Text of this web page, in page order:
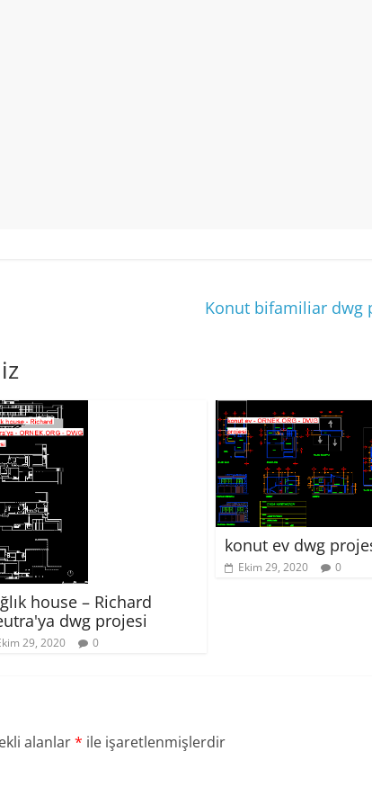
Konut bifamiliar dwg
house – Richard
dwg projesi
29, 2020 0
konut ev dwg
Ekim 29, 2020 0
alanlar* ile işaretlenmişlerdir